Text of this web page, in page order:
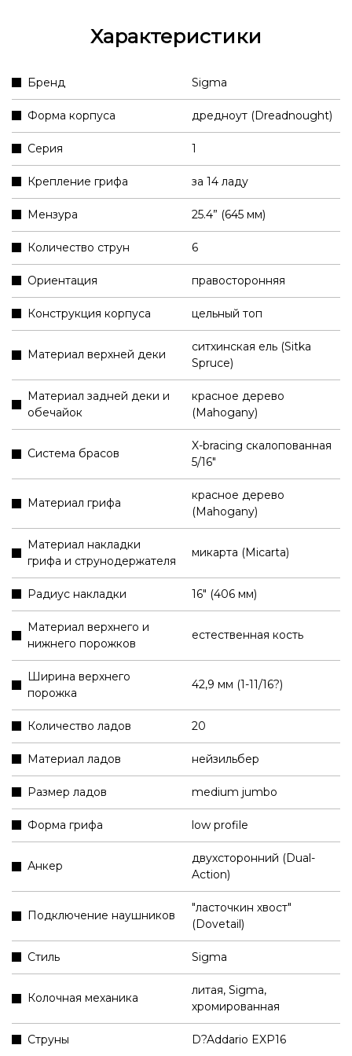
Характеристики
Бренд Sigma
Форма корпуса дредноут (Dreadnought)
Серия 1
Крепление грифа за 14 ладу
Мензура 25.4” (645 мм)
Количество струн 6
Ориентация правосторонняя
Конструкция корпуса цельный топ
Материал верхней деки
ситхинская ель (Sitka
Spruce)
Материал задней деки и
обечайок
красное дерево
(Mahogany)
Система брасов
X-bracing скалопованная
5/16"
Материал грифа
красное дерево
(Mahogany)
Материал накладки
грифа и струнодержателя
микарта (Micarta)
Радиус накладки 16" (406 мм)
Материал верхнего и
нижнего порожков
естественная кость
Ширина верхнего
порожка
42,9 мм (1-11/16?)
Количество ладов 20
Материал ладов нейзильбер
Размер ладов medium jumbo
Форма грифа low profile
Анкер
двухсторонний (Dual-
Action)
Подключение наушников
"ласточкин хвост"
(Dovetail)
Стиль Sigma
Колочная механика
литая, Sigma,
хромированная
Струны D?Addario EXP16